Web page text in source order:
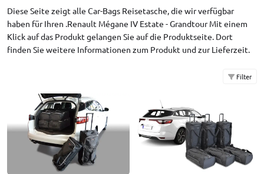
Diese Seite zeigt alle Car-Bags Reisetasche, die wir verfügbar
haben für Ihren .Renault Mégane IV Estate - Grandtour Mit einem
Klick auf das Produkt gelangen Sie auf die Produktseite. Dort
finden Sie weitere Informationen zum Produkt und zur Lieferzeit.
Filter